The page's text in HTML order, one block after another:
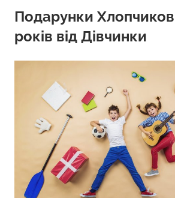
Подарунки
років від Дівчинки